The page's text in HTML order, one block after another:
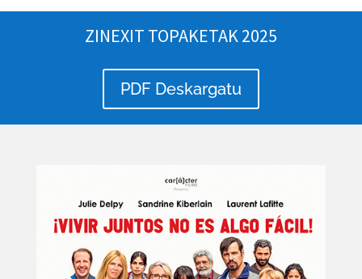
ZINEXIT TOPAKETAK 2025
PDF Deskargatu